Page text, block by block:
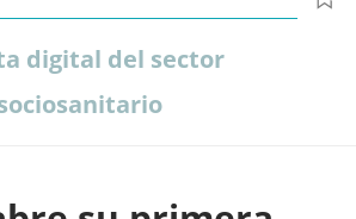
digital del sector